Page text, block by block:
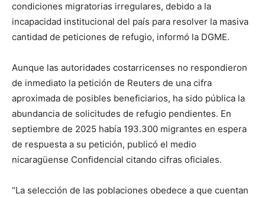
condiciones migratorias irregulares, debido a la
incapacidad institucional del ‌país para resolver la masiva
⁠cantidad de peticiones de refugio, informó la DGME.
Aunque las autoridades costarricenses no respondieron
de inmediato la petición de Reuters de una cifra
⁠aproximada de posibles beneficiarios, ha sido pública la
abundancia de solicitudes de refugio pendientes. En
septiembre de 2025 había 193.300 migrantes en espera
de respuesta a su petición, publicó el ​medio
nicaragüense ​Confidencial citando cifras oficiales.
“La selección de las ​poblaciones obedece a que cuentan